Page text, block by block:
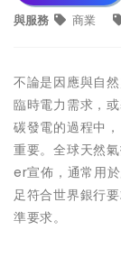
與服務 商業
不論是因應與自
臨時電力需求，
碳發電的過程中
重要。全球天然
er宣佈，通常用
足符合世界銀行
準要求。